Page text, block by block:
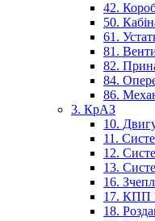
42.
50.
61.
81.
82.
84.
86.
3. КрАЗ
10.
11.
12.
13.
16.
17. КПП
18.